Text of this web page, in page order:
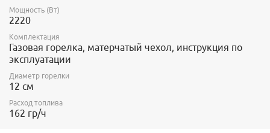
Мощность (Вт)
2220
Комплектация
Газовая горелка, матерчатый чехол, инструкция по
эксплуатации
Диаметр горелки
12 см
Расход топлива
162 гр/ч